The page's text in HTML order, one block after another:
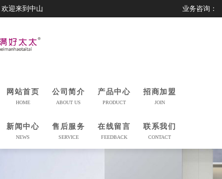
欢迎来到中山
科技有限公司
业务咨询：
网站首页
HOME
公司简介
ABOUT US
产品中心
PRODUCT
招商加盟
JOIN
新闻中心
NEWS
售后服务
SERVICE
在线留言
FEEDBACK
联系我们
CONTACT